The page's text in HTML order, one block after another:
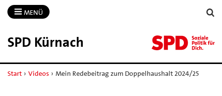
MENÜ
SPD Kürnach
Start › Videos › Mein Redebeitrag zum Doppelhaushalt 2024/25